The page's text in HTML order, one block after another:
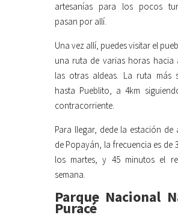
artesanías para los pocos
pasan por allí.
Una vez allí, puedes visitar el
una ruta de varias horas hacia
las otras aldeas. La ruta más
hasta Pueblito, a 4km
contracorriente.
Para llegar, dede la estación de
de Popayán, la frecuencia es de
los martes, y 45 minutos el
semana.
Parque Nacional
Puracé